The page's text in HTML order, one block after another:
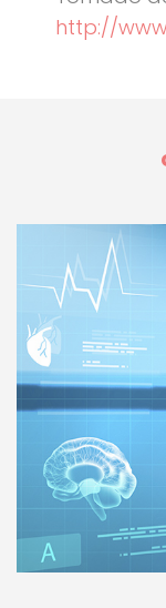
http://